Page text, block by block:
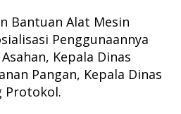
Bantuan Alat Mesin
Penggunaannya
Kepala Dinas
Pangan, Kepala Dinas
Protokol.